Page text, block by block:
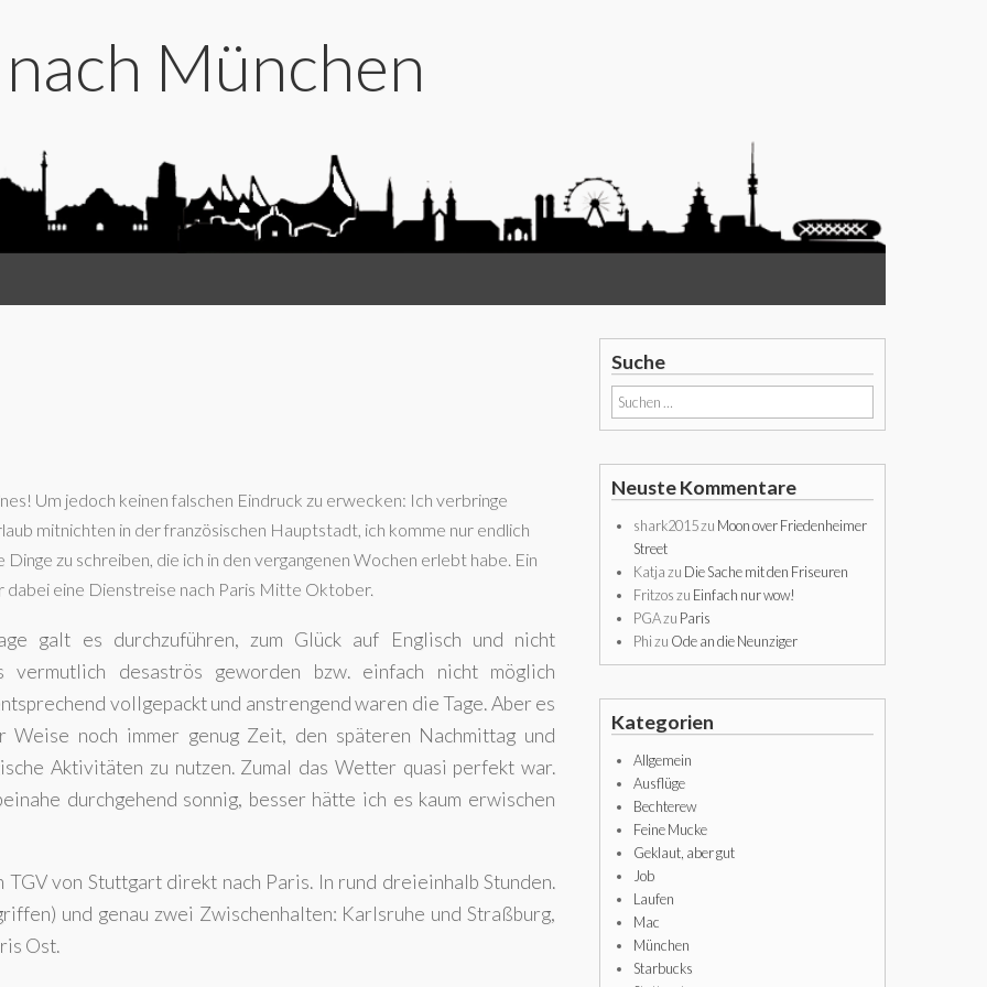
München
Um jedoch keinen falschen Eindruck zu erwecken: Ich verbringe
mitnichten in der französischen Hauptstadt, ich komme nur endlich
Dinge zu schreiben, die ich in den vergangenen Wochen erlebt habe. Ein
dabei eine Dienstreise nach Paris Mitte Oktober.
galt es durchzuführen, zum Glück auf Englisch und nicht
vermutlich desaströs geworden bzw. einfach nicht möglich
vollgepackt und anstrengend waren die Tage. Aber es
Weise noch immer genug Zeit, den späteren Nachmittag und
Aktivitäten zu nutzen. Zumal das Wetter quasi perfekt war.
durchgehend sonnig, besser hätte ich es kaum erwischen
von Stuttgart direkt nach Paris. In rund dreieinhalb Stunden.
und genau zwei Zwischenhalten: Karlsruhe und Straßburg,
Ost.
Suche
Suchen
nach:
Neuste Kommentare
shark2015zu Moon over Friedenheimer
Street
Katjazu Die Sache mit den Friseuren
Fritzoszu Einfach nur wow!
PGAzu Paris
Phizu Ode an die Neunziger
Kategorien
Allgemein
Ausflüge
Bechterew
Feine Mucke
Geklaut, aber gut
Job
Laufen
Mac
München
Starbucks